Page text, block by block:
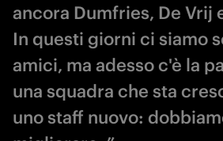
ancora Dumfries, De Vrij
In questi giorni ci siamo
amici, ma adesso c'è la
una squadra che sta
uno staff nuovo: